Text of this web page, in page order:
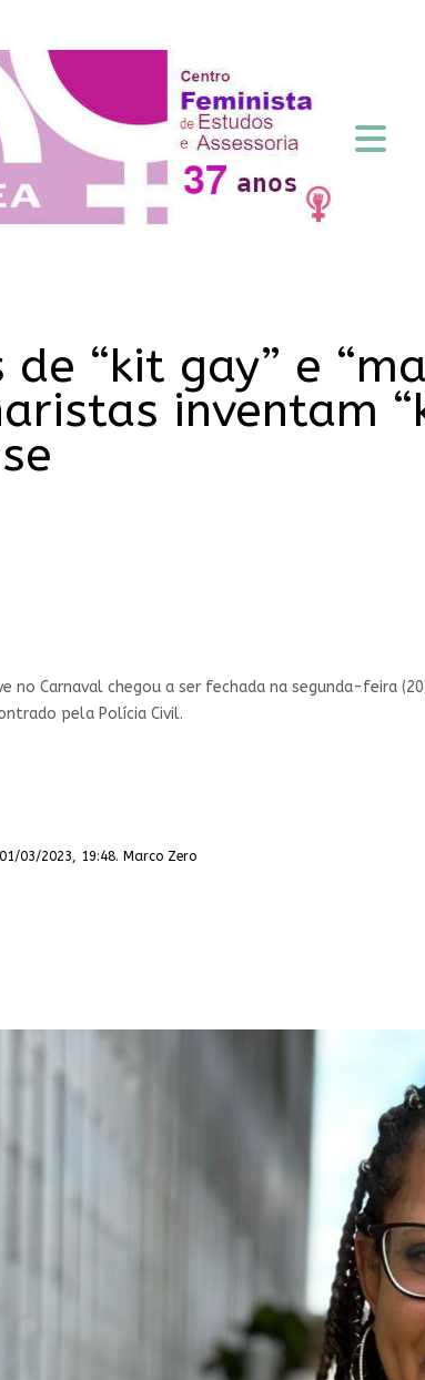
de “kit gay” e
inventam
no Carnaval chegou a ser fechada na segunda-feira
pela Polícia Civil.
03/2023, 19:48. Marco Zero